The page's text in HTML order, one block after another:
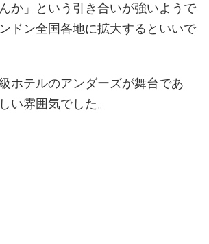
か」という引き合いが強いようで
ドン全国各地に拡大するといいで
ホテルのアンダーズが舞台であ
い雰囲気でした。